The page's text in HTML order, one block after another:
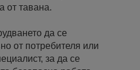
от тавана.
да се
от потребителя или
за да се